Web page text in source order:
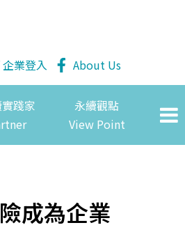
企業登入 About Us
踐家
永續觀點
View Point
成為企業